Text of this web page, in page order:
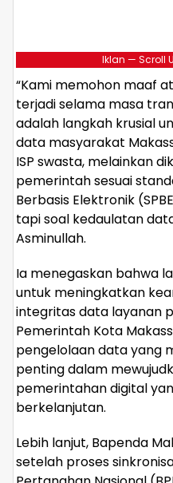
Iklan — Scroll
“Kami memohon maaf
terjadi selama masa
adalah langkah krusial
data masyarakat
ISP swasta, melainkan
pemerintah sesuai
Berbasis Elektronik
tapi soal kedaulatan
Asminullah.
Ia menegaskan bahwa
untuk meningkatkan
integritas data layanan
Pemerintah Kota
pengelolaan data yang
penting dalam
pemerintahan digital
berkelanjutan.
Lebih lanjut, Bapenda
setelah proses